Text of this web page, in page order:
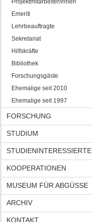
Projektmitarbeiter/innen
Emeriti
Lehrbeauftragte
Sekretariat
Hilfskräfte
Bibliothek
Forschungsgäste
Ehemalige seit 2010
Ehemalige seit 1997
FORSCHUNG
STUDIUM
STUDIENINTERESSIERTE
KOOPERATIONEN
MUSEUM FÜR ABGÜSSE
ARCHIV
KONTAKT